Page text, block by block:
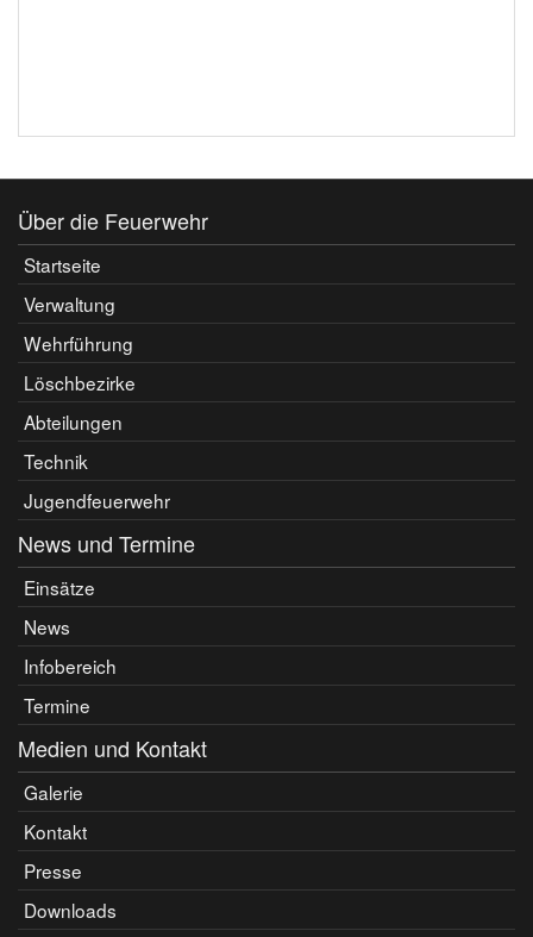
Über die Feuerwehr
Startseite
Verwaltung
Wehrführung
Löschbezirke
Abteilungen
Technik
Jugendfeuerwehr
News und Termine
Einsätze
News
Infobereich
Termine
Medien und Kontakt
Galerie
Kontakt
Presse
Downloads